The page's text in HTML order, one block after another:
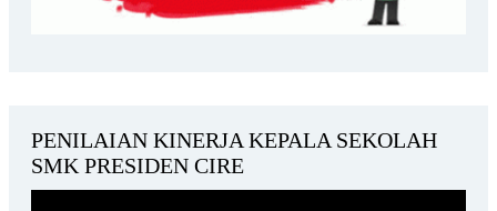
PENILAIAN KINERJA KEPALA SEKOLAH
SMK PRESIDEN CIRE